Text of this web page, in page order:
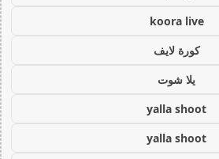
koora live
كورة لايف
يلا شوت
yalla shoot
yalla shoot